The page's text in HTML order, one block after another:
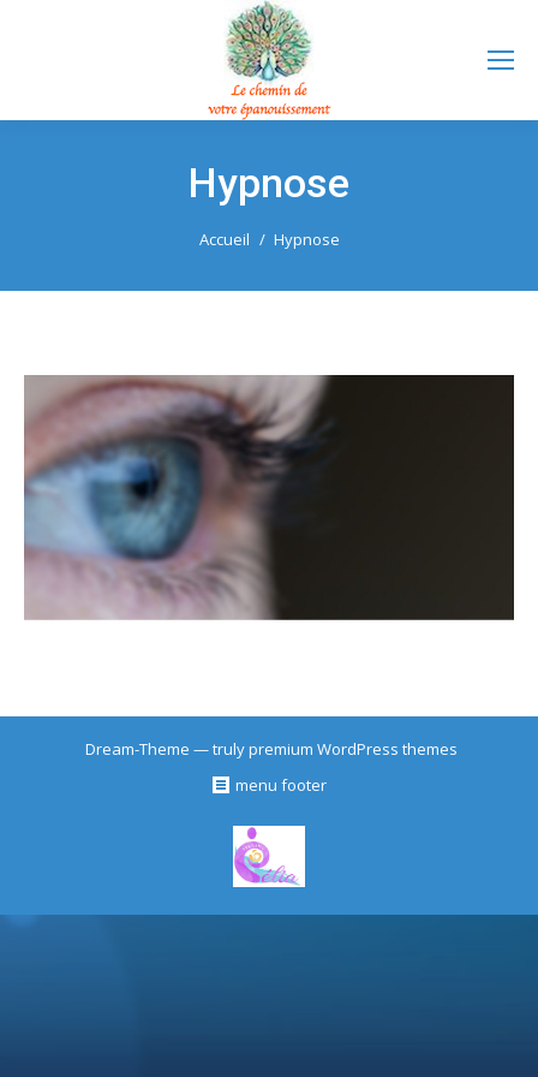
Hypnose
Accueil Hypnose
Dream-Theme — trulypremium WordPress themes
menu footer